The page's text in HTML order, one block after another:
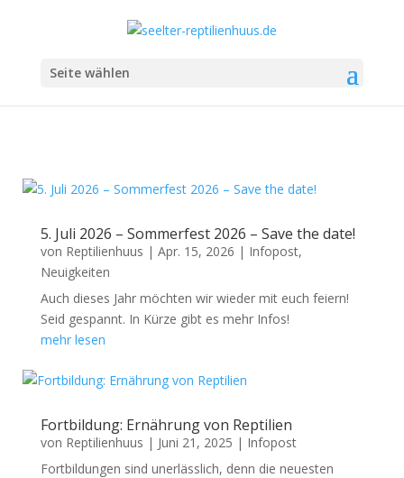
Seite wählen
5. Juli 2026 – Sommerfest 2026 – Save the date!
von Reptilienhuus | Apr. 15, 2026 | Infopost,
Neuigkeiten
Auch dieses Jahr möchten wir wieder mit euch feiern!
Seid gespannt. In Kürze gibt es mehr Infos!
mehr lesen
Fortbildung: Ernährung von Reptilien
von Reptilienhuus | Juni 21, 2025 | Infopost
Fortbildungen sind unerlässlich, denn die neuesten